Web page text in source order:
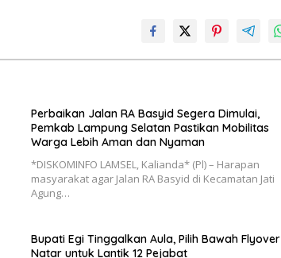
Perbaikan Jalan RA Basyid Segera Dimulai,
Pemkab Lampung Selatan Pastikan Mobilitas
Warga Lebih Aman dan Nyaman
*DISKOMINFO LAMSEL, Kalianda* (Pl) – Harapan
masyarakat agar Jalan RA Basyid di Kecamatan Jati
Agung…
Bupati Egi Tinggalkan Aula, Pilih Bawah Flyover
Natar untuk Lantik 12 Pejabat